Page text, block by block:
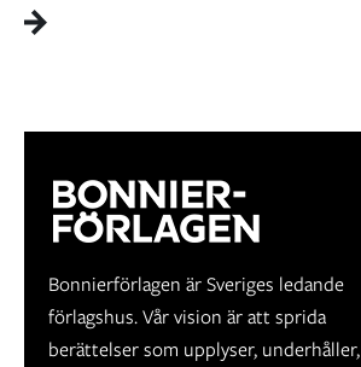
Bonnierförlagen är Sveriges ledande
förlagshus. Vår vision är att sprida
berättelser som upplyser, underhåller,